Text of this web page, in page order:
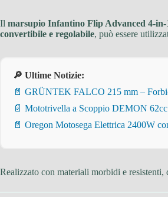
Il marsupio Infantino Flip Advanced 4-in-
convertibile e regolabile, può essere
🔎 Ultime Notizie:
📄 GRÜNTEK FALCO 215 mm –
📄 Mototrivella a Scoppio DEMON
📄 Oregon Motosega Elettrica 2400W
Realizzato con materiali morbidi e resistenti,